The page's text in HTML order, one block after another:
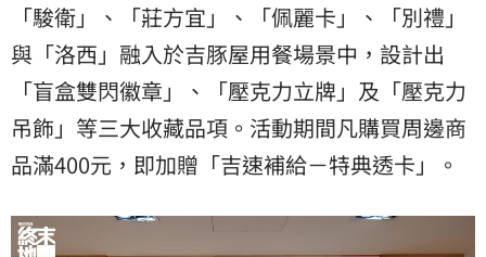
「駿衛」、「莊方宜」、「佩麗卡」、「別禮」
與「洛西」融入於吉豚屋用餐場景中，設計出
「盲盒雙閃徽章」、「壓克力立牌」及「壓克力
吊飾」等三大收藏品項。活動期間凡購買周邊商
品滿400元，即加贈「吉速補給－特典透卡」。